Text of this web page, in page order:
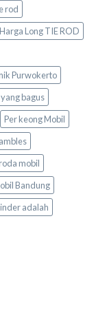
rod
Harga Long TIE ROD
Purwokerto
bagus
Per keong Mobil
mobil
Bandung
adalah